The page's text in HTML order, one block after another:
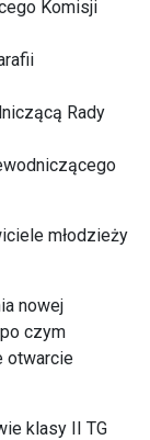
Komisji
Rady
młodzieży
nowej
czym
otwarcie
klasy II TG